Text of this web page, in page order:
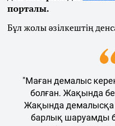
порталы.
Бұл жолы әзілкештің
"Маған демалыс
болған. Жақында
Жақында демалысқа
барлық шаруамды